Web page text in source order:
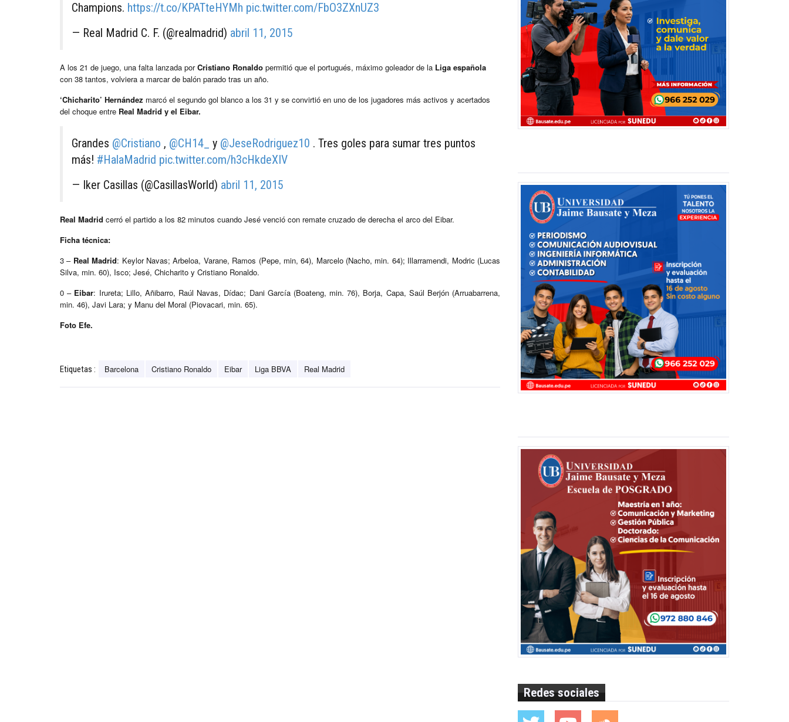
Champions. https://t.co/KPATteHYMh pic.twitter.com/FbO3ZXnUZ3
— Real Madrid C. F. (@realmadrid) abril 11, 2015
A los 21 de juego, una falta lanzada porCristiano Ronaldo permitió que el portugués, máximo goleador de la Liga española
con 38 tantos, volviera a marcar de balón parado tras un año.
‘Chicharito’ Hernández marcó el segundo gol blanco a los 31 y se convirtió en uno de los jugadores más activos y acertados
del choque entre Real Madrid y el Eibar.
Grandes @Cristiano , @CH14_ y @JeseRodriguez10 . Tres goles para sumar tres puntos
más! #HalaMadrid pic.twitter.com/h3cHkdeXIV
— Iker Casillas (@CasillasWorld) abril 11, 2015
Real Madrid cerró el partido a los 82 minutos cuando Jesé venció con remate cruzado de derecha el arco del Eibar.
Ficha técnica:
3 – Real Madrid: Keylor Navas; Arbeloa, Varane, Ramos (Pepe, min, 64), Marcelo (Nacho, min. 64); Illarramendi, Modric (Lucas
Silva, min. 60), Isco; Jesé, Chicharito y Cristiano Ronaldo.
0 – Eibar: Irureta; Lillo, Añibarro, Raúl Navas, Dídac; Dani García (Boateng, min. 76), Borja, Capa, Saúl Berjón (Arruabarrena,
min. 46), Javi Lara; y Manu del Moral (Piovacari, min. 65).
Foto Efe.
Etiquetas : Barcelona Cristiano Ronaldo Eibar Liga BBVA Real Madrid
Redes sociales